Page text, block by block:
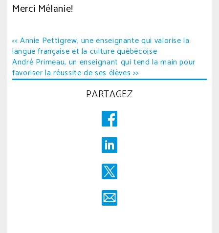
PARTAGEZ
Merci Mélanie!
Navigation
de
l’article
<< Annie Pettigrew, une enseignante qui valorise la
langue française et la culture québécoise
André Primeau, un enseignant qui tend la main pour
favoriser la réussite de ses élèves >>